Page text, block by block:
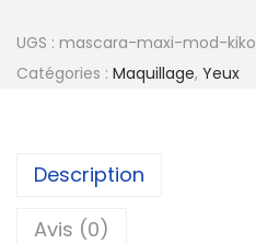
UGS : mascara-maxi-mod-kiko
Catégories : Maquillage, Yeux
Description
Avis (0)